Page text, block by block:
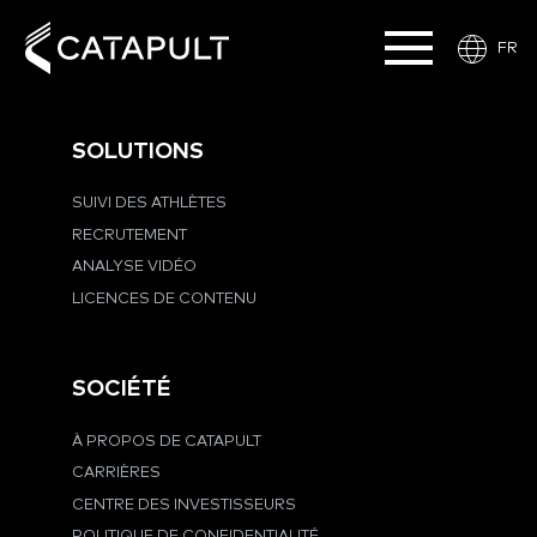
FR
SOLUTIONS
SUIVI DES ATHLÈTES
RECRUTEMENT
ANALYSE VIDÉO
LICENCES DE CONTENU
SOCIÉTÉ
À PROPOS DE CATAPULT
CARRIÈRES
CENTRE DES INVESTISSEURS